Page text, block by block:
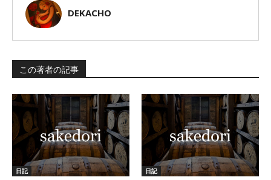
DEKACHO
この著者の記事
日記
日記